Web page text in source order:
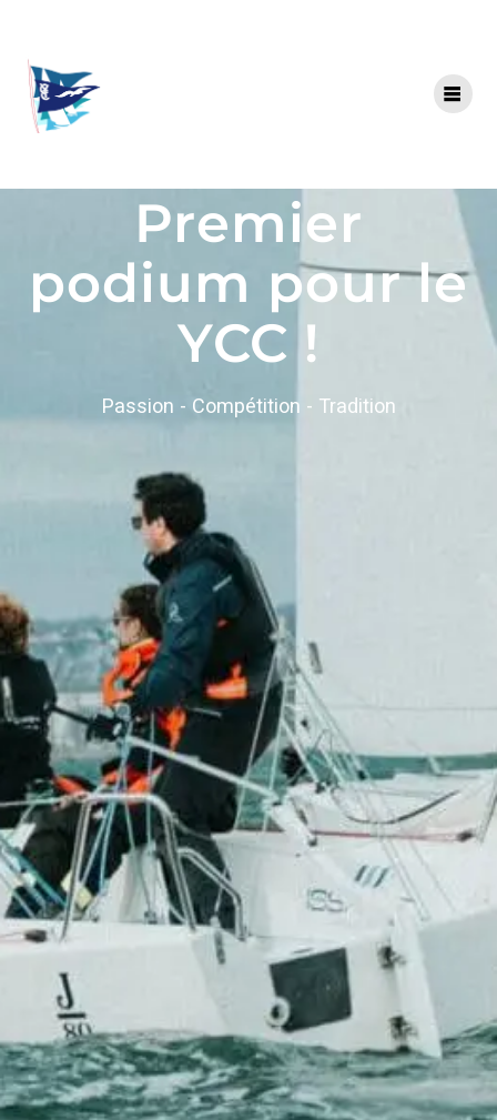
Premier
podium pour le
YCC !
Passion - Compétition - Tradition